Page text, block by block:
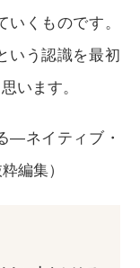
くものです。
いう認識を最初
います。
―ネイティブ・
編集）